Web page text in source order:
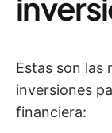
Estas son las
inversiones
financiera: